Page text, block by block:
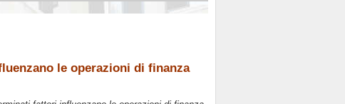
le operazioni di finanza